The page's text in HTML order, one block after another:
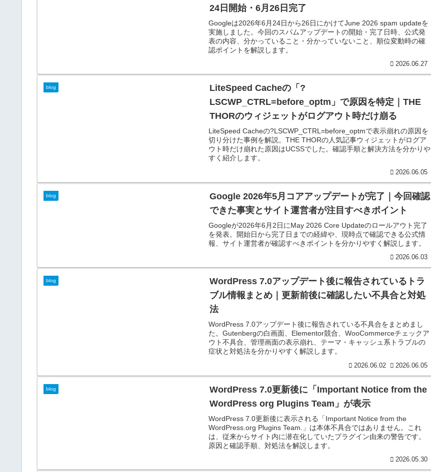
24日開始・6月26日完了
Googleは2026年6月24日から26日にかけてJune 2026 spam updateを
実施しました。今回のスパムアップデートの開始・完了日時、公式発
表の内容、分かっていること・分かっていないこと、順位変動時の確
認ポイントを解説します。
2026.06.27
blog
LiteSpeed Cacheの「?
LSCWP_CTRL=before_optm」で原因を特定｜THE
THORのウィジェットがログアウト時だけ崩る
LiteSpeed Cacheの?LSCWP_CTRL=before_optmで表示崩れの原因を
切り分けた事例を解説。THE THORの人気記事ウィジェットがログア
ウト時だけ崩れた原因はUCSSでした。確認手順と解決方法を分かりや
すく紹介します。
2026.06.05
blog
Google 2026年5月コアアップデートが完了｜今回確認
できた事実とサイト運営者が注目すべきポイント
Googleが2026年6月2日にMay 2026 Core Updateのロールアウト完了
を発表。開始日から完了日までの経緯や、現時点で確認できる公式情
報、サイト運営者が確認すべきポイントを分かりやすく解説します。
2026.06.03
blog
WordPress 7.0アップデート後に報告されているトラ
ブル情報まとめ｜更新前後に確認したい不具合と対処
法
WordPress 7.0アップデート後に報告されている不具合をまとめまし
た。Gutenbergの白画面、Elementor競合、WooCommerceチェックア
ウト不具合、管理画面の表示崩れ、テーマ・キャッシュ系トラブルの
症状と対処法を分かりやすく解説します。
2026.06.02 2026.06.05
blog
WordPress 7.0更新後に「Important Notice from the
WordPress org Plugins Team」が表示
WordPress 7.0更新後に表示される「Important Notice from the
WordPress.org Plugins Team.」は本体不具合ではありません。これ
は、従来からサイト内に潜在化していたプラグイン由来の警告です。
原因と確認手順、対処法を解説します。
2026.05.30